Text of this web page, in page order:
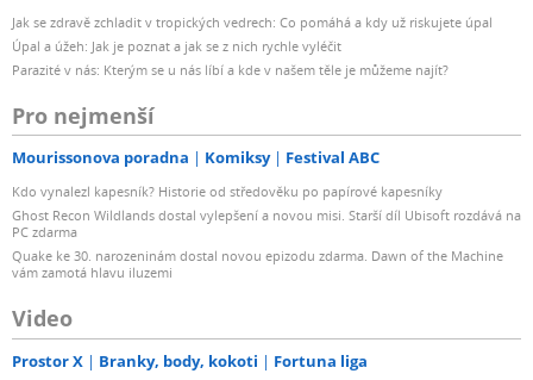
Jak se zdravě zchladit v tropických vedrech: Co pomáhá a kdy už riskujete úpal
Úpal a úžeh: Jak je poznat a jak se z nich rychle vyléčit
Parazité v nás: Kterým se u nás líbí a kde v našem těle je můžeme najít?
Pro nejmenší
Mourissonova poradna Komiksy Festival ABC
Kdo vynalezl kapesník? Historie od středověku po papírové kapesníky
Ghost Recon Wildlands dostal vylepšení a novou misi. Starší díl Ubisoft rozdává na
PC zdarma
Quake ke 30. narozeninám dostal novou epizodu zdarma. Dawn of the Machine
vám zamotá hlavu iluzemi
Video
Prostor X Branky, body, kokoti Fortuna liga